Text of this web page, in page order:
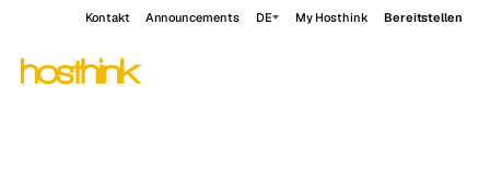
Kontakt Announcements DE My Hosthink Bereitstellen